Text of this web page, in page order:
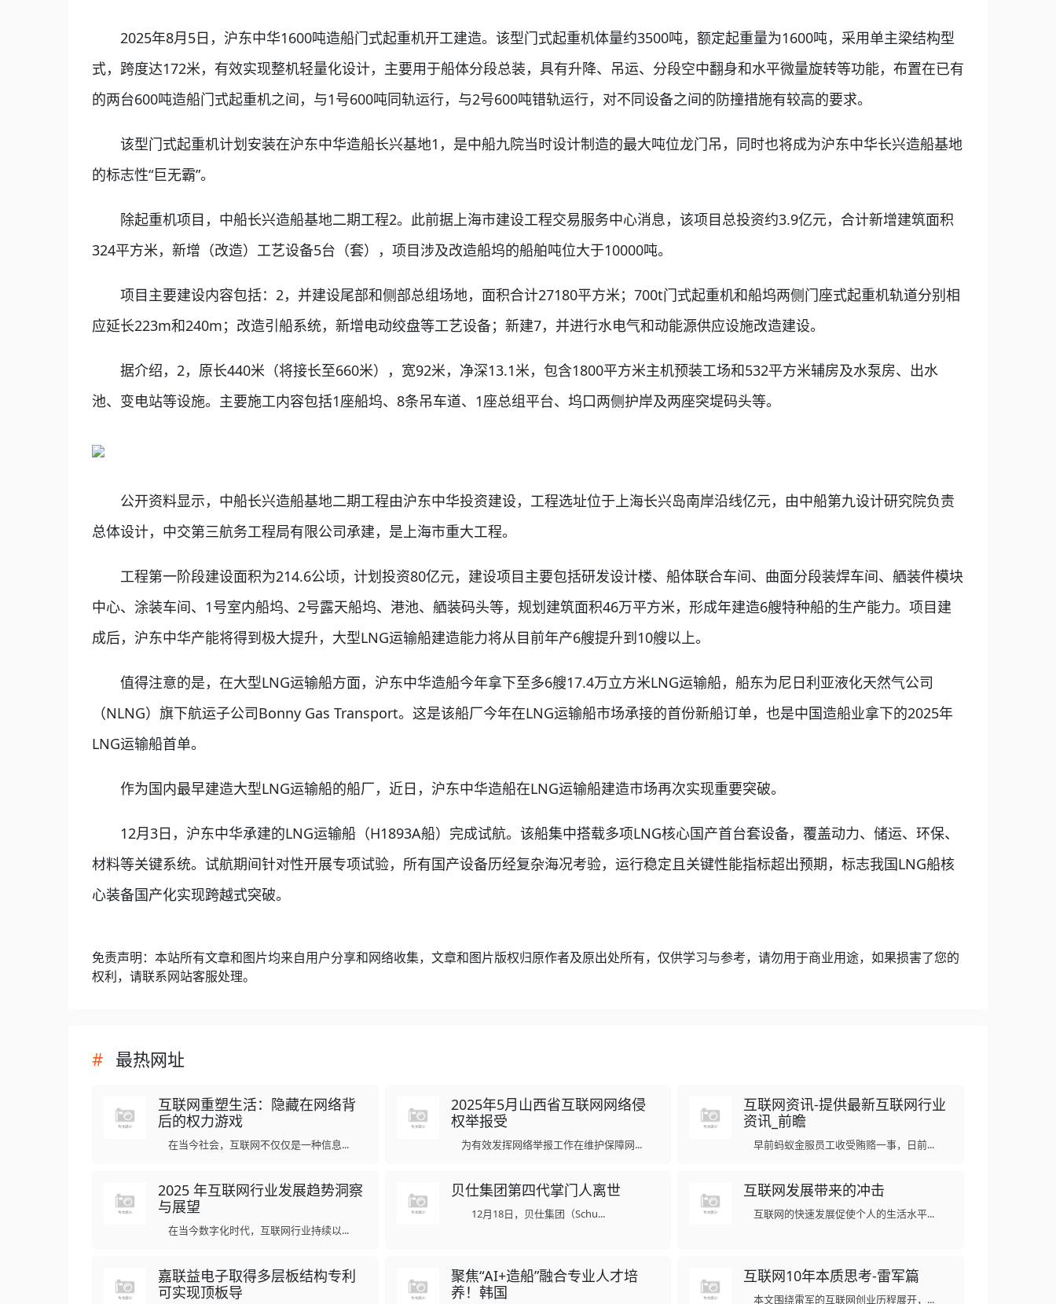
2025年8月5日，沪东中华1600吨造船门式起重机开工建造。该型门式起重机体量约3500吨，额定起重量为1600吨，采用单主梁结构型
式，跨度达172米，有效实现整机轻量化设计，主要用于船体分段总装，具有升降、吊运、分段空中翻身和水平微量旋转等功能，布置在已有
的两台600吨造船门式起重机之间，与1号600吨同轨运行，与2号600吨错轨运行，对不同设备之间的防撞措施有较高的要求。
该型门式起重机计划安装在沪东中华造船长兴基地1，是中船九院当时设计制造的最大吨位龙门吊，同时也将成为沪东中华长兴造船基地
的标志性“巨无霸”。
除起重机项目，中船长兴造船基地二期工程2。此前据上海市建设工程交易服务中心消息，该项目总投资约3.9亿元，合计新增建筑面积
324平方米，新增（改造）工艺设备5台（套），项目涉及改造船坞的船舶吨位大于10000吨。
项目主要建设内容包括：2，并建设尾部和侧部总组场地，面积合计27180平方米；700t门式起重机和船坞两侧门座式起重机轨道分别相
应延长223m和240m；改造引船系统，新增电动绞盘等工艺设备；新建7，并进行水电气和动能源供应设施改造建设。
据介绍，2，原长440米（将接长至660米），宽92米，净深13.1米，包含1800平方米主机预装工场和532平方米辅房及水泵房、出水
池、变电站等设施。主要施工内容包括1座船坞、8条吊车道、1座总组平台、坞口两侧护岸及两座突堤码头等。
公开资料显示，中船长兴造船基地二期工程由沪东中华投资建设，工程选址位于上海长兴岛南岸沿线亿元，由中船第九设计研究院负责
总体设计，中交第三航务工程局有限公司承建，是上海市重大工程。
工程第一阶段建设面积为214.6公顷，计划投资80亿元，建设项目主要包括研发设计楼、船体联合车间、曲面分段装焊车间、舾装件模块
中心、涂装车间、1号室内船坞、2号露天船坞、港池、舾装码头等，规划建筑面积46万平方米，形成年建造6艘特种船的生产能力。项目建
成后，沪东中华产能将得到极大提升，大型LNG运输船建造能力将从目前年产6艘提升到10艘以上。
值得注意的是，在大型LNG运输船方面，沪东中华造船今年拿下至多6艘17.4万立方米LNG运输船，船东为尼日利亚液化天然气公司
（NLNG）旗下航运子公司Bonny Gas Transport。这是该船厂今年在LNG运输船市场承接的首份新船订单，也是中国造船业拿下的2025年
LNG运输船首单。
作为国内最早建造大型LNG运输船的船厂，近日，沪东中华造船在LNG运输船建造市场再次实现重要突破。
12月3日，沪东中华承建的LNG运输船（H1893A船）完成试航。该船集中搭载多项LNG核心国产首台套设备，覆盖动力、储运、环保、
材料等关键系统。试航期间针对性开展专项试验，所有国产设备历经复杂海况考验，运行稳定且关键性能指标超出预期，标志我国LNG船核
心装备国产化实现跨越式突破。
免责声明：本站所有文章和图片均来自用户分享和网络收集，文章和图片版权归原作者及原出处所有，仅供学习与参考，请勿用于商业用途，如果损害了您的
权利，请联系网站客服处理。
最热网址
互联网重塑生活：隐藏在网络背
后的权力游戏
在当今社会，互联网不仅仅是一种信息...
2025年5月山西省互联网网络侵
权举报受
为有效发挥网络举报工作在维护保障网...
互联网资讯-提供最新互联网行业
资讯_前瞻
早前蚂蚁金服员工收受贿赂一事，日前...
2025 年互联网行业发展趋势洞察
与展望
在当今数字化时代，互联网行业持续以...
贝仕集团第四代掌门人离世
12月18日，贝仕集团（Schu...
互联网发展带来的冲击
互联网的快速发展促使个人的生活水平...
嘉联益电子取得多层板结构专利
可实现顶板导
聚焦“AI+造船”融合专业人才培
养！韩国
互联网10年本质思考-雷军篇
本文围绕雷军的互联网创业历程展开，...